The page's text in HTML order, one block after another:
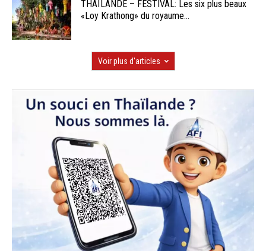
THAÏLANDE – FESTIVAL: Les six plus beaux
«Loy Krathong» du royaume...
Voir plus d'articles